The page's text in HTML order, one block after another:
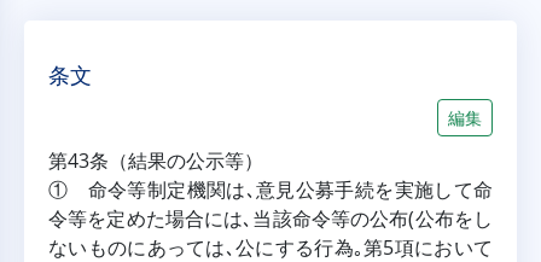
条文
編集
第43条（結果の公示等）
① 命令等制定機関は､意見公募手続を実施して命
令等を定めた場合には､当該命令等の公布(公布をし
ないものにあっては､公にする行為｡第5項において